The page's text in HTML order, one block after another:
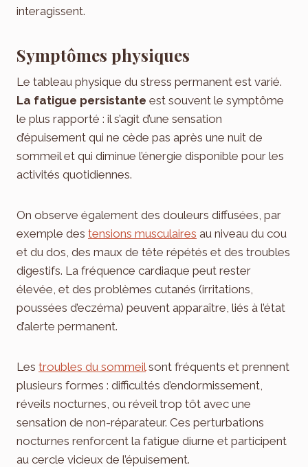
interagissent.
Symptômes physiques
Le tableau physique du stress permanent est varié.
La fatigue persistante est souvent le symptôme
le plus rapporté : il s’agit d’une sensation
d’épuisement qui ne cède pas après une nuit de
sommeil et qui diminue l’énergie disponible pour les
activités quotidiennes.
On observe également des douleurs diffusées, par
exemple des tensions musculaires au niveau du cou
et du dos, des maux de tête répétés et des troubles
digestifs. La fréquence cardiaque peut rester
élevée, et des problèmes cutanés (irritations,
poussées d’eczéma) peuvent apparaître, liés à l’état
d’alerte permanent.
Les troubles du sommeil sont fréquents et prennent
plusieurs formes : difficultés d’endormissement,
réveils nocturnes, ou réveil trop tôt avec une
sensation de non-réparateur. Ces perturbations
nocturnes renforcent la fatigue diurne et participent
au cercle vicieux de l’épuisement.